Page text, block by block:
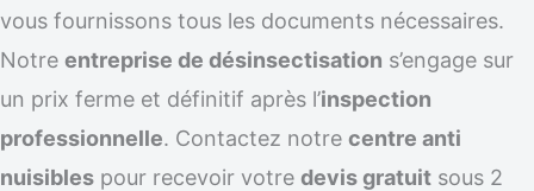
vous fournissons tous les documents nécessaires.
Notre entreprise de désinsectisation s’engage sur
un prix ferme et définitif après l’inspection
professionnelle. Contactez notre centre anti
nuisibles pour recevoir votre devis gratuit sous 2